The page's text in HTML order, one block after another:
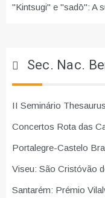
"Kintsugi" e "sadō": A
Sec. Nac.
II Seminário Thesaurus
Concertos Rota das
Portalegre-Castelo
Viseu: São Cristóvão
Santarém: Prémio